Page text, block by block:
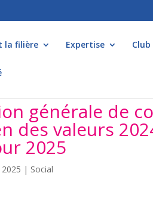
la filière Expertise
générale de
des valeurs
2025
2025 | Social